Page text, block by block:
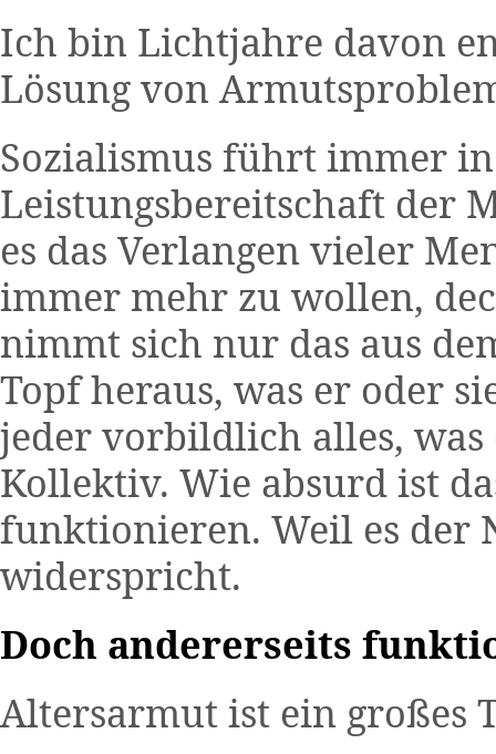
Ich bin Lichtjahre davon
Lösung von
Sozialismus führt immer
Leistungsbereitschaft der
es das Verlangen vieler
immer mehr zu wollen,
nimmt sich nur das aus
Topf heraus, was er oder
jeder vorbildlich alles,
Kollektiv. Wie absurd ist
funktionieren. Weil es der
widerspricht.
Doch andererseits
Altersarmut ist ein großes